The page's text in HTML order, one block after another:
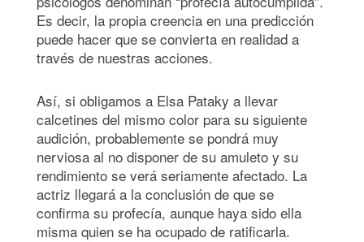
Es decir, la propia creencia en una predicción
puede hacer que se convierta en realidad a
través de nuestras acciones.
Así, si obligamos a Elsa Pataky a llevar
calcetines del mismo color para su siguiente
audición, probablemente se pondrá muy
nerviosa al no disponer de su amuleto y su
rendimiento se verá seriamente afectado. La
actriz llegará a la conclusión de que se
confirma su profecía, aunque haya sido ella
misma quien se ha ocupado de ratificarla.